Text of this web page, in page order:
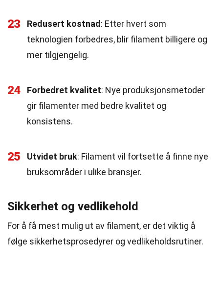
23 Redusert kostnad : Etter hvert som
teknologien forbedres, blir filament billigere og
mer tilgjengelig.
24 Forbedret kvalitet: Nye produksjonsmetoder
gir filamenter med bedre kvalitet og
konsistens.
25 Utvidet bruk: Filament vil fortsette å finne nye
bruksområder i ulike bransjer.
Sikkerhet og vedlikehold
For å få mest mulig ut av filament, er det viktig å
følge sikkerhetsprosedyrer og vedlikeholdsrutiner.